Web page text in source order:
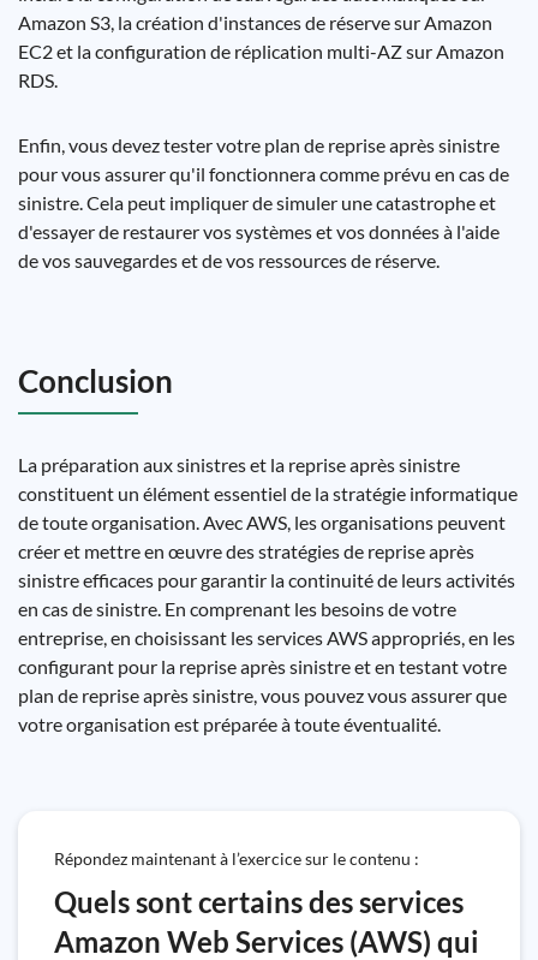
Amazon S3, la création d'instances de réserve sur Amazon
EC2 et la configuration de réplication multi-AZ sur Amazon
RDS.
Enfin, vous devez tester votre plan de reprise après sinistre
pour vous assurer qu'il fonctionnera comme prévu en cas de
sinistre. Cela peut impliquer de simuler une catastrophe et
d'essayer de restaurer vos systèmes et vos données à l'aide
de vos sauvegardes et de vos ressources de réserve.
Conclusion
La préparation aux sinistres et la reprise après sinistre
constituent un élément essentiel de la stratégie informatique
de toute organisation. Avec AWS, les organisations peuvent
créer et mettre en œuvre des stratégies de reprise après
sinistre efficaces pour garantir la continuité de leurs activités
en cas de sinistre. En comprenant les besoins de votre
entreprise, en choisissant les services AWS appropriés, en les
configurant pour la reprise après sinistre et en testant votre
plan de reprise après sinistre, vous pouvez vous assurer que
votre organisation est préparée à toute éventualité.
Répondez maintenant à l’exercice sur le contenu :
Quels sont certains des services
Amazon Web Services (AWS) qui